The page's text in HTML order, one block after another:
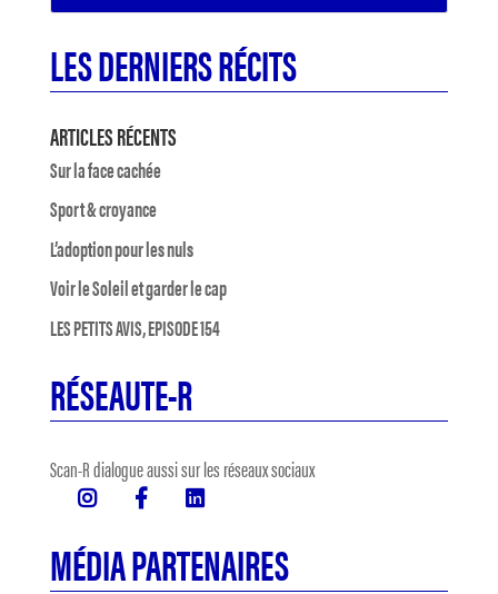
LES DERNIERS RÉCITS
ARTICLES RÉCENTS
Sur la face cachée
Sport & croyance
L’adoption pour les nuls
Voir le Soleil et garder le cap
LES PETITS AVIS, EPISODE 154
RÉSEAUTE-R
Scan-R dialogue aussi sur les réseaux sociaux
MÉDIA PARTENAIRES